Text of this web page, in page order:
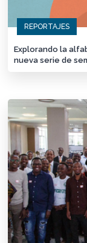
REPORTAJES
Explorando la
nueva serie de